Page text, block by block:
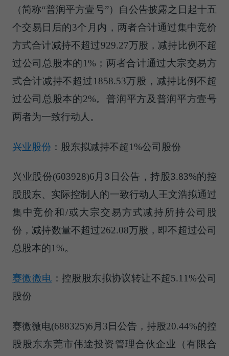
（简称“普润平方壹号”）自公告披露之日起十五
个交易日后的3个月内，两者合计通过集中竞价
方式合计减持不超过929.27万股，减持比例不超
过公司总股本的1%；两者合计通过大宗交易方
式合计减持不超过1858.53万股，减持比例不超
过公司总股本的2%。普润平方及普润平方壹号
两者为一致行动人。
兴业股份 ：股东拟减持不超1%公司股份
兴业股份(603928)6月3日公告，持股3.83%的控
股股东、实际控制人的一致行动人王文浩拟通过
集中竞价和/或大宗交易方式减持所持公司股
份，减持数量不超过262.08万股，即不超过公司
总股本的1%。
赛微微电 ：控股股东拟协议转让不超5.11%公司
股份
赛微微电(688325)6月3日公告，持股20.44%的控
股股东东莞市伟途投资管理合伙企业（有限合